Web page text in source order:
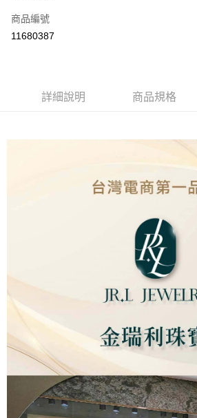
LINE Pay
ATM付款
運送方式
商品編號
11680387
詳細說明 商品規格